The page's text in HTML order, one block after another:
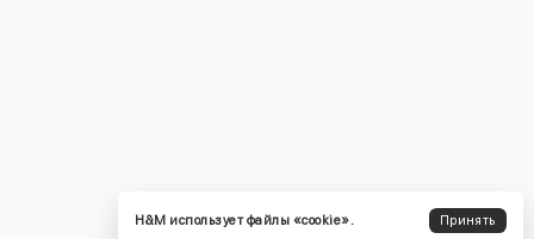
H&M использует файлы «cookie».
Принять